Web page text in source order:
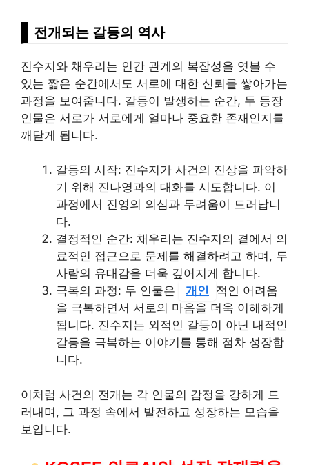
전개되는 갈등의 역사
진수지와 채우리는 인간 관계의 복잡성을 엿볼 수
있는 짧은 순간에서도 서로에 대한 신뢰를 쌓아가는
과정을 보여줍니다. 갈등이 발생하는 순간, 두 등장
인물은 서로가 서로에게 얼마나 중요한 존재인지를
깨닫게 됩니다.
갈등의 시작: 진수지가 사건의 진상을 파악하
기 위해 진나영과의 대화를 시도합니다. 이
과정에서 진영의 의심과 두려움이 드러납니
다.
결정적인 순간: 채우리는 진수지의 곁에서 의
료적인 접근으로 문제를 해결하려고 하며, 두
사람의 유대감을 더욱 깊어지게 합니다.
극복의 과정: 두 인물은
개인
적인 어려움
을 극복하면서 서로의 마음을 더욱 이해하게
됩니다. 진수지는 외적인 갈등이 아닌 내적인
갈등을 극복하는 이야기를 통해 점차 성장합
니다.
이처럼 사건의 전개는 각 인물의 감정을 강하게 드
러내며, 그 과정 속에서 발전하고 성장하는 모습을
보입니다.